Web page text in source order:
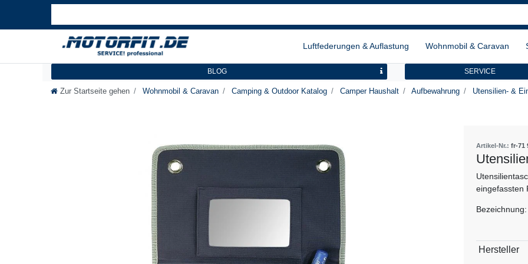
Luftfederungen & Auflastung Wohnmobil & Caravan
BLOG SERVICE
Zur Startseite gehen Wohnmobil & Caravan Camping & Outdoor Katalog Camper Haushalt Aufbewahrung Utensilien- &
Artikel-Nr.: fr-71
eingefassten
Wert
Hersteller